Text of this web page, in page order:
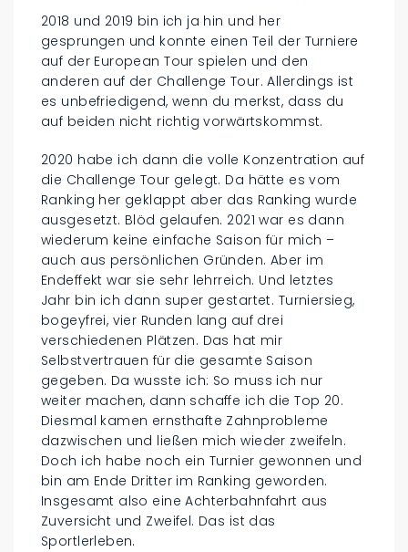
2018 und 2019 bin ich ja hin und her
gesprungen und konnte einen Teil der Turniere
auf der European Tour spielen und den
anderen auf der Challenge Tour. Allerdings ist
es unbefriedigend, wenn du merkst, dass du
auf beiden nicht richtig vorwärtskommst.
2020 habe ich dann die volle Konzentration auf
die Challenge Tour gelegt. Da hätte es vom
Ranking her geklappt aber das Ranking wurde
ausgesetzt. Blöd gelaufen. 2021 war es dann
wiederum keine einfache Saison für mich –
auch aus persönlichen Gründen. Aber im
Endeffekt war sie sehr lehrreich. Und letztes
Jahr bin ich dann super gestartet. Turniersieg,
bogeyfrei, vier Runden lang auf drei
verschiedenen Plätzen. Das hat mir
Selbstvertrauen für die gesamte Saison
gegeben. Da wusste ich: So muss ich nur
weiter machen, dann schaffe ich die Top 20.
Diesmal kamen ernsthafte Zahnprobleme
dazwischen und ließen mich wieder zweifeln.
Doch ich habe noch ein Turnier gewonnen und
bin am Ende Dritter im Ranking geworden.
Insgesamt also eine Achterbahnfahrt aus
Zuversicht und Zweifel. Das ist das
Sportlerleben.